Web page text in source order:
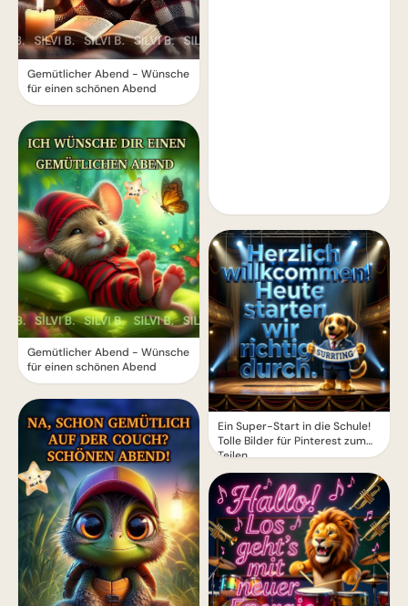
Gemütlicher Abend - Wünsche
für einen schönen Abend
Gemütlicher Abend - Wünsche
für einen schönen Abend
Ein Super-Start in die Schule!
Tolle Bilder für Pinterest zum
Teilen.